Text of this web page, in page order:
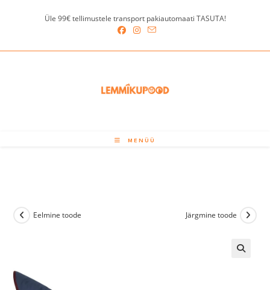
Üle 99€ tellimustele transport pakiautomaati TASUTA!
MENÜÜ
Eelmine toode Järgmine toode